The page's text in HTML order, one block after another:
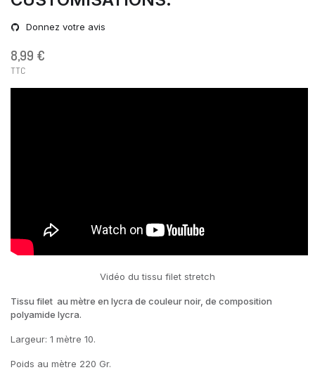
Donnez votre avis
8,99 €
TTC
Vidéo du tissu filet stretch
Tissu filet au mètre en lycra de couleur noir, de composition
polyamide lycra.
Largeur: 1 mètre 10.
Poids au mètre 220 Gr.